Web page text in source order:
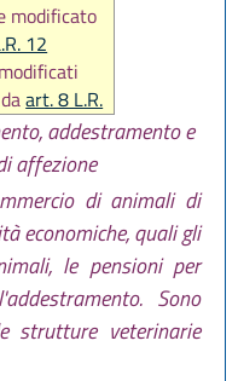
modificato
12
art. 8 L.R.
, ancora
art. 5 L.R.
, infine
27 luglio
addestramento e
affezione
di animali di
economiche, quali gli
le pensioni per
Sono
strutture veterinarie